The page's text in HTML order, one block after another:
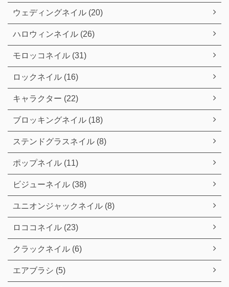
ウェディングネイル (20)
ハロウィンネイル (26)
モロッコネイル (31)
ロックネイル (16)
キャラクター (22)
ブロッキングネイル (18)
ステンドグラスネイル (8)
ポップネイル (11)
ビジューネイル (38)
ユニオンジャックネイル (8)
ロココネイル (23)
クラックネイル (6)
エアブラシ (5)